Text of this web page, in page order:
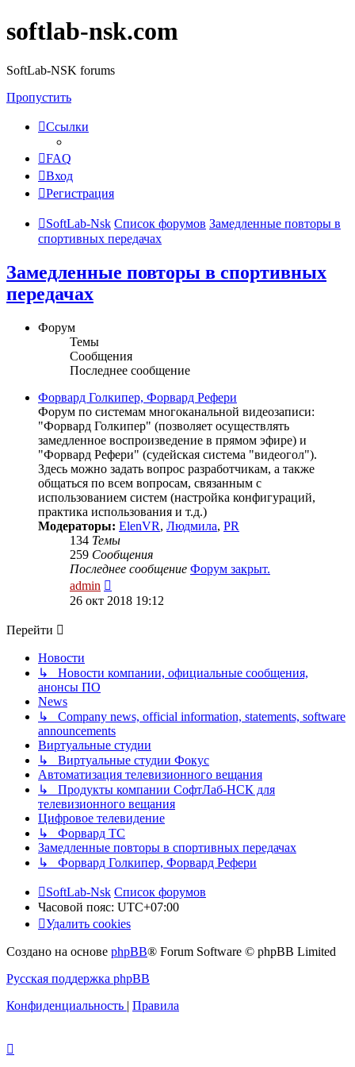
softlab-nsk.com
SoftLab-NSK forums
Пропустить
Ссылки
FAQ
Вход
Регистрация
SoftLab-Nsk Список форумов Замедленные повторы в
спортивных передачах
Замедленные повторы в спортивных
передачах
Форум
Темы
Сообщения
Последнее сообщение
Форвард Голкипер, Форвард Рефери
Форум по системам многоканальной видеозаписи:
"Форвард Голкипер" (позволяет осуществлять
замедленное воспроизведение в прямом эфире) и
"Форвард Рефери" (судейская система "видеогол").
Здесь можно задать вопрос разработчикам, а также
общаться по всем вопросам, связанным с
использованием систем (настройка конфигураций,
практика использования и т.д.)
Модераторы: ElenVR, Людмила, PR
134 Темы
259 Сообщения
Последнее сообщение Форум закрыт.
admin
к
26 окт 2018 19:12
Перейти
Новости
↳ Новости компании, официальные сообщения,
анонсы ПО
News
↳ Company news, official information, statements, software
announcements
Виртуальные студии
↳ Виртуальные студии Фокус
Автоматизация телевизионного вещания
↳ Продукты компании СофтЛаб-НСК для
телевизионного вещания
Цифровое телевидение
↳ Форвард ТС
Замедленные повторы в спортивных передачах
↳ Форвард Голкипер, Форвард Рефери
SoftLab-Nsk Список форумов
Часовой пояс: UTC+07:00
Удалить cookies
Создано на основе phpBB® Forum Software © phpBB Limited
Русская поддержка phpBB
Конфиденциальность | Правила